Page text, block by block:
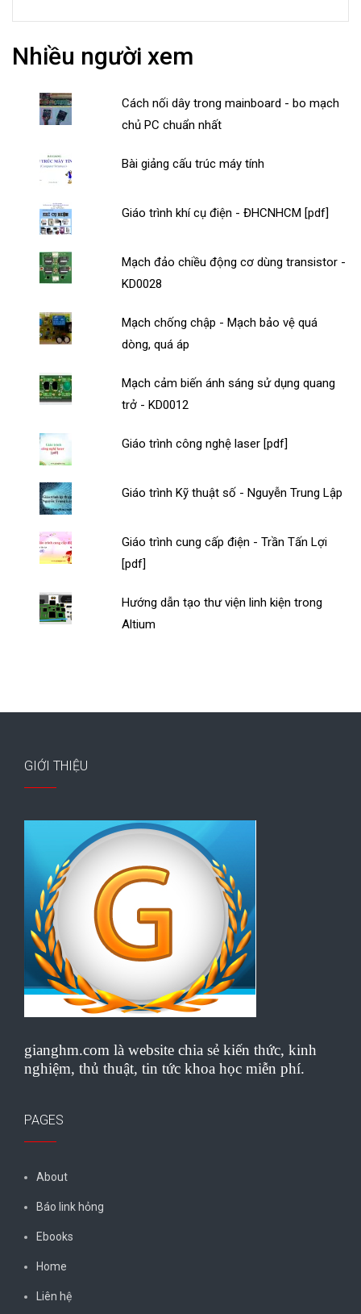
Nhiều người xem
Cách nối dây trong mainboard - bo mạch
chủ PC chuẩn nhất
Bài giảng cấu trúc máy tính
Giáo trình khí cụ điện - ĐHCNHCM [pdf]
Mạch đảo chiều động cơ dùng transistor -
KD0028
Mạch chống chập - Mạch bảo vệ quá
dòng, quá áp
Mạch cảm biến ánh sáng sử dụng quang
trở - KD0012
Giáo trình công nghệ laser [pdf]
Giáo trình Kỹ thuật số - Nguyễn Trung Lập
Giáo trình cung cấp điện - Trần Tấn Lợi
[pdf]
Hướng dẫn tạo thư viện linh kiện trong
Altium
GIỚI THIỆU
gianghm.com là website chia sẻ kiến thức, kinh
nghiệm, thủ thuật, tin tức khoa học miễn phí.
PAGES
About
Báo link hỏng
Ebooks
Home
Liên hệ